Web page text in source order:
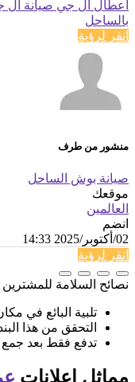
اعطال ال جي صيانة ال
بالساحل
انقر لرؤية
منشور من طرف
صيانة بوش الساحل
موقعك
العالمين
انضم
02/أكتوبر/2025 14:33
انقر لرؤية
نصائح السلامة للمشترين
تلبية البائع في
التحقق من هذا
تدفع فقط بعد جمع
مماثل إعلانات